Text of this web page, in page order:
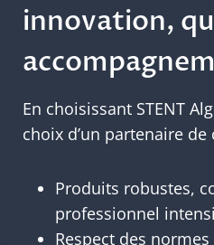
innovation,
En choisissant STENT
choix d’un partenaire de
Produits robustes,
professionnel
Respect des